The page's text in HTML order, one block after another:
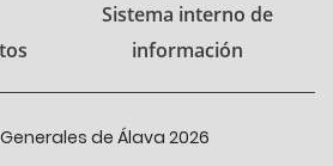
Sistema interno de
información
de Álava 2026